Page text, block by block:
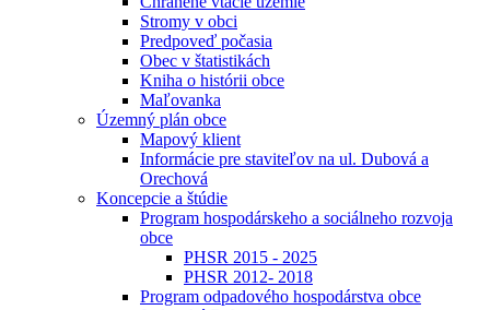
Stromy v obci
Predpoveď počasia
Obec v štatistikách
Kniha o histórii obce
Maľovanka
Územný plán obce
Mapový klient
Informácie pre staviteľov na ul. Dubová a
Orechová
Koncepcie a štúdie
Program hospodárskeho a sociálneho rozvoja
obce
PHSR 2015 - 2025
PHSR 2012- 2018
Program odpadového hospodárstva obce